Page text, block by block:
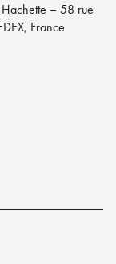
Hachette – 58 rue
France